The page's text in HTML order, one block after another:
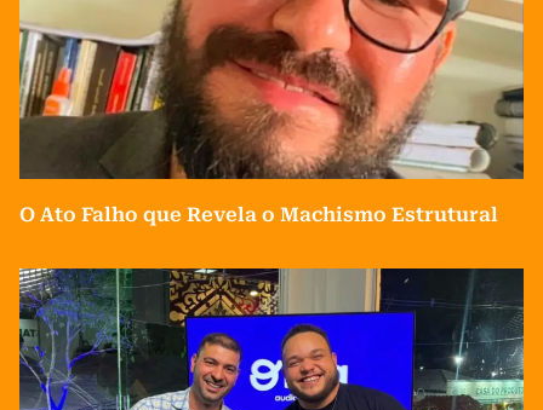
O Ato Falho que Revela o Machismo Estrutural